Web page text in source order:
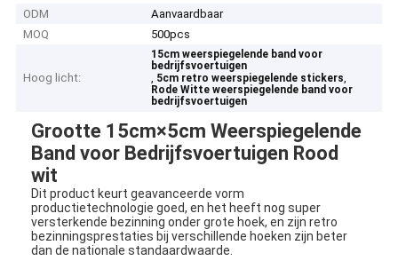
ODM
Aanvaardbaar
MOQ
500pcs
Hoog licht:
15cm weerspiegelende band voor
bedrijfsvoertuigen
, 5cm retro weerspiegelende stickers,
Rode Witte weerspiegelende band voor
bedrijfsvoertuigen
Grootte 15cm×5cm Weerspiegelende
Band voor Bedrijfsvoertuigen Rood
wit
Dit product keurt geavanceerde vorm
productietechnologie goed, en het heeft nog super
versterkende bezinning onder grote hoek, en zijn retro
bezinningsprestaties bij verschillende hoeken zijn beter
dan de nationale standaardwaarde.